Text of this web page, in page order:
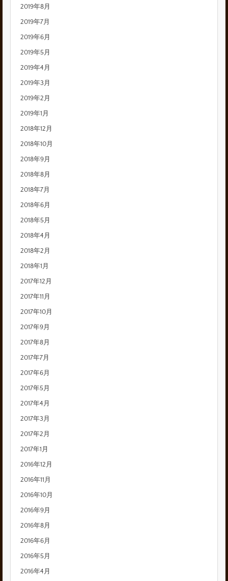
2019年8月
2019年7月
2019年6月
2019年5月
2019年4月
2019年3月
2019年2月
2019年1月
2018年12月
2018年10月
2018年9月
2018年8月
2018年7月
2018年6月
2018年5月
2018年4月
2018年2月
2018年1月
2017年12月
2017年11月
2017年10月
2017年9月
2017年8月
2017年7月
2017年6月
2017年5月
2017年4月
2017年3月
2017年2月
2017年1月
2016年12月
2016年11月
2016年10月
2016年9月
2016年8月
2016年6月
2016年5月
2016年4月